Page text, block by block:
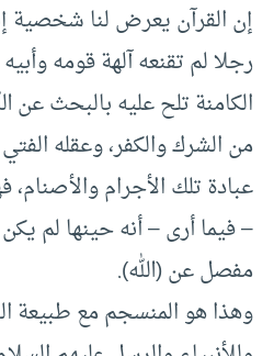
إن القرآن يعرض لنا شخصية
رجلا لم تقنعه آلهة قومه
الكامنة تلح عليه بالبحث عن
من الشرك والكفر، وعقله
عبادة تلك الأجرام
– فيما أرى – أنه حينها لم
مفصل عن (الله).
وهذا هو المنسجم مع طبيعة